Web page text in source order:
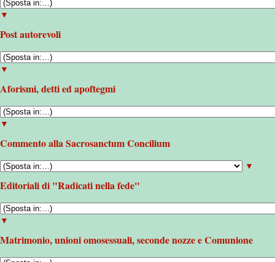
▼
Post autorevoli
▼
Aforismi, detti ed apoftegmi
▼
Commento alla Sacrosanctum Concilium
▼
Editoriali di "Radicati nella fede"
▼
Matrimonio, unioni omosessuali, seconde nozze e Comunione